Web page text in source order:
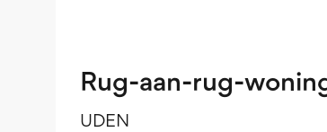
Rug-aan-rug-
UDEN